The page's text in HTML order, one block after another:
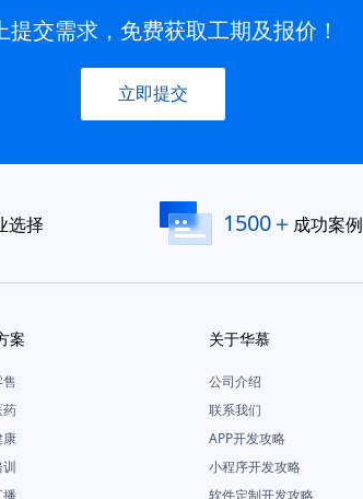
提交需求，免费获取工期及报价！
立即提交
选择 1500＋ 成功案例
案
药
康
播
关于华慕
公司介绍
联系我们
APP开发攻略
小程序开发攻略
软件定制开发攻略